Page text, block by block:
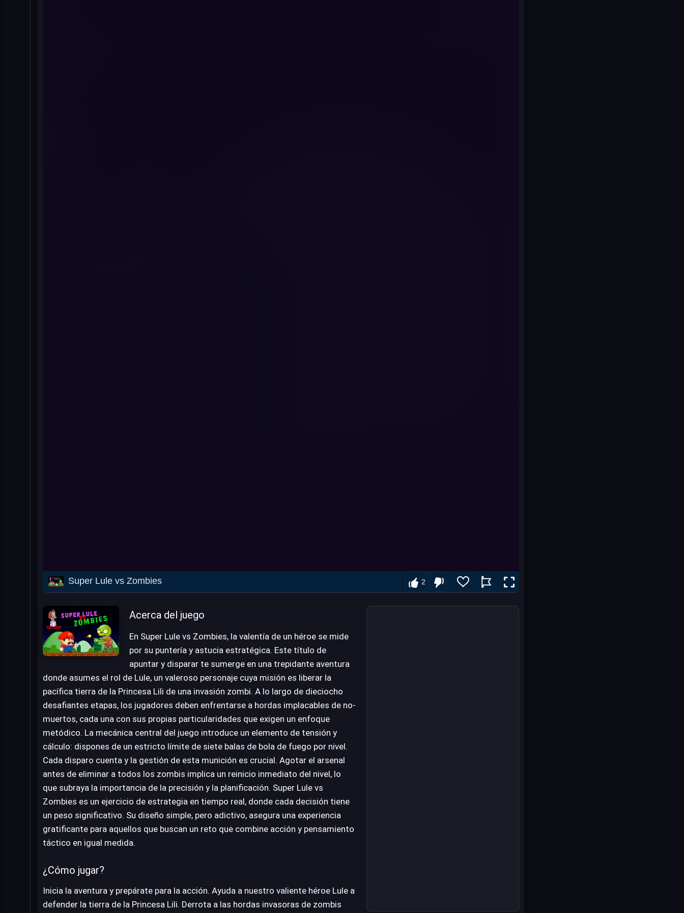
Super Lule vs Zombies 2
Acerca del juego
En Super Lule vs Zombies, la valentía de un héroe se mide
por su puntería y astucia estratégica. Este título de
apuntar y disparar te sumerge en una trepidante aventura
donde asumes el rol de Lule, un valeroso personaje cuya misión es liberar la
pacífica tierra de la Princesa Lili de una invasión zombi. A lo largo de dieciocho
desafiantes etapas, los jugadores deben enfrentarse a hordas implacables de no-
muertos, cada una con sus propias particularidades que exigen un enfoque
metódico. La mecánica central del juego introduce un elemento de tensión y
cálculo: dispones de un estricto límite de siete balas de bola de fuego por nivel.
Cada disparo cuenta y la gestión de esta munición es crucial. Agotar el arsenal
antes de eliminar a todos los zombis implica un reinicio inmediato del nivel, lo
que subraya la importancia de la precisión y la planificación. Super Lule vs
Zombies es un ejercicio de estrategia en tiempo real, donde cada decisión tiene
un peso significativo. Su diseño simple, pero adictivo, asegura una experiencia
gratificante para aquellos que buscan un reto que combine acción y pensamiento
táctico en igual medida.
¿Cómo jugar?
Inicia la aventura y prepárate para la acción. Ayuda a nuestro valiente héroe Lule a
defender la tierra de la Princesa Lili. Derrota a las hordas invasoras de zombis